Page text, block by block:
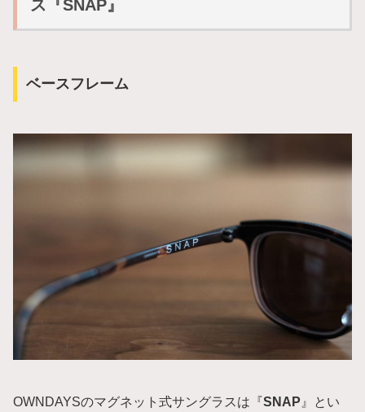
ス『SNAP』
ベースフレーム
OWNDAYSのマグネット式サングラスは『SNAP 』とい